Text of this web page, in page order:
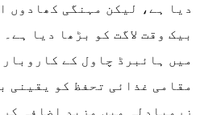
دیا ہے، لیکن مہنگی کھادوں
بیک وقت لاگت کو بڑھا دیا
میں ہائبرڈ چاول کے
مقامی غذائی تحفظ کو یقینی
زرمبادلہ میں مزید اضافہ